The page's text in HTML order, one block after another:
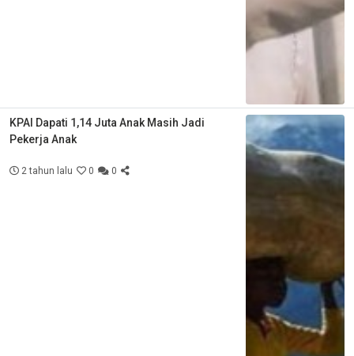
KPAI Dapati 1,14 Juta Anak Masih Jadi
Pekerja Anak
2 tahun lalu 0 0